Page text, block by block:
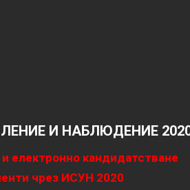
И НАБЛЮДЕНИЕ
електронно кандидатстване
чрез ИСУН 2020